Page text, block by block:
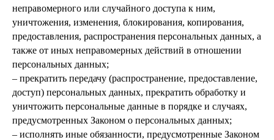
неправомерного или случайного доступа к ним,
уничтожения, изменения, блокирования, копирования,
предоставления, распространения персональных данных, а
также от иных неправомерных действий в отношении
персональных данных;
– прекратить передачу (распространение, предоставление,
доступ) персональных данных, прекратить обработку и
уничтожить персональные данные в порядке и случаях,
предусмотренных Законом о персональных данных;
– исполнять иные обязанности, предусмотренные Законом